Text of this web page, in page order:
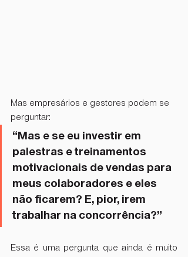
Mas empresários e gestores podem se
perguntar:
“Mas e se eu investir em
palestras e treinamentos
motivacionais de vendas para
meus colaboradores e eles
não ficarem? E, pior, irem
trabalhar na concorrência?”
Essa é uma pergunta que ainda é muito